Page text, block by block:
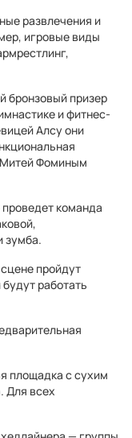
развлечения и
игровые виды
бронзовый призер
и фитнес-
Алсу они
Митей Фоминым
команда
зумба.
пройдут
работать
площадка с сухим
Для всех